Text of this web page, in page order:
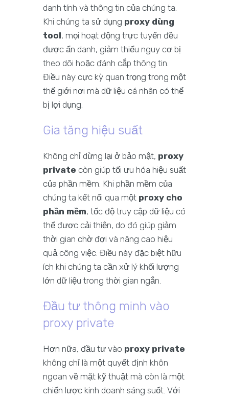
danh tính và thông tin của chúng ta.
Khi chúng ta sử dụng proxy dùng
tool, mọi hoạt động trực tuyến đều
được ẩn danh, giảm thiểu nguy cơ bị
theo dõi hoặc đánh cắp thông tin.
Điều này cực kỳ quan trọng trong một
thế giới nơi mà dữ liệu cá nhân có thể
bị lợi dụng.
Gia tăng hiệu suất
Không chỉ dừng lại ở bảo mật, proxy
private còn giúp tối ưu hóa hiệu suất
của phần mềm. Khi phần mềm của
chúng ta kết nối qua một proxy cho
phần mềm, tốc độ truy cập dữ liệu có
thể được cải thiện, do đó giúp giảm
thời gian chờ đợi và nâng cao hiệu
quả công việc. Điều này đặc biệt hữu
ích khi chúng ta cần xử lý khối lượng
lớn dữ liệu trong thời gian ngắn.
Đầu tư thông minh vào
proxy private
Hơn nữa, đầu tư vào proxy private
không chỉ là một quyết định khôn
ngoan về mặt kỹ thuật mà còn là một
chiến lược kinh doanh sáng suốt. Với